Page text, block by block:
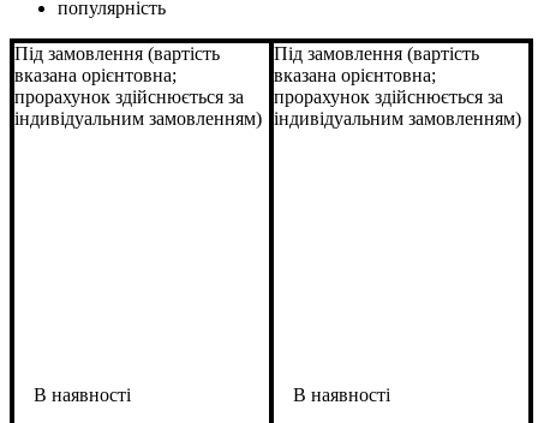
популярність
Під замовлення (вартість
вказана орієнтовна;
прорахунок здійснюється за
індивідуальним замовленням)
Під замовлення (вартість
вказана орієнтовна;
прорахунок здійснюється за
індивідуальним замовленням)